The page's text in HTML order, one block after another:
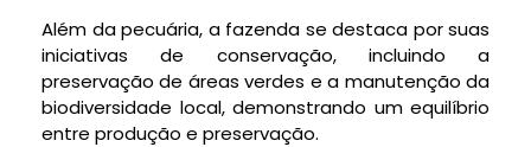
Além da pecuária, a fazenda se destaca por suas
iniciativas de conservação, incluindo a
preservação de áreas verdes e a manutenção da
biodiversidade local, demonstrando um equilíbrio
entre produção e preservação.